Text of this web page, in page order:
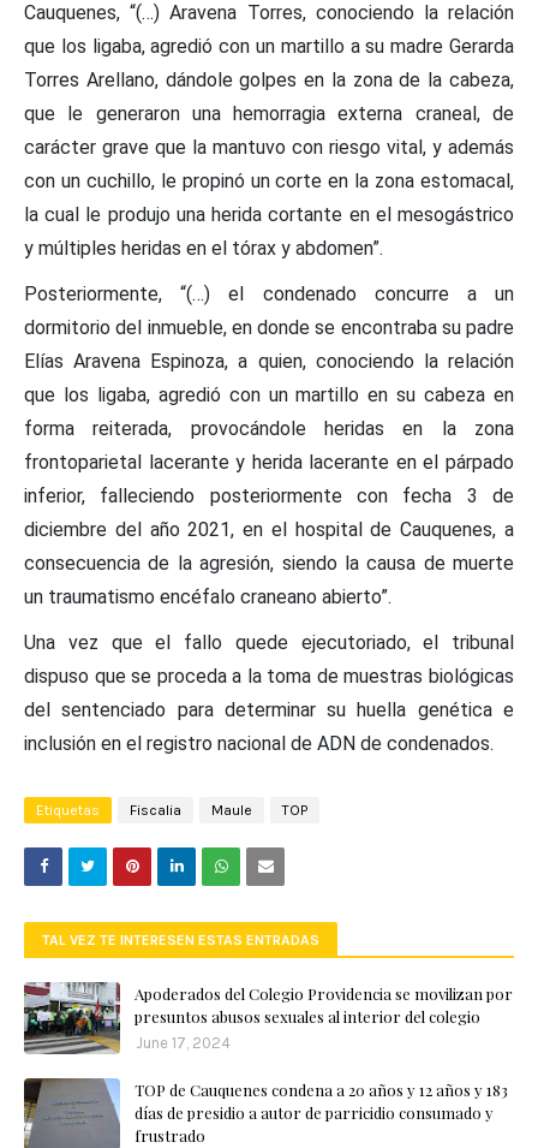
Cauquenes, “(…) Aravena Torres, conociendo la relación
que los ligaba, agredió con un martillo a su madre Gerarda
Torres Arellano, dándole golpes en la zona de la cabeza,
que le generaron una hemorragia externa craneal, de
carácter grave que la mantuvo con riesgo vital, y además
con un cuchillo, le propinó un corte en la zona estomacal,
la cual le produjo una herida cortante en el mesogástrico
y múltiples heridas en el tórax y abdomen”.
Posteriormente, “(…) el condenado concurre a un
dormitorio del inmueble, en donde se encontraba su padre
Elías Aravena Espinoza, a quien, conociendo la relación
que los ligaba, agredió con un martillo en su cabeza en
forma reiterada, provocándole heridas en la zona
frontoparietal lacerante y herida lacerante en el párpado
inferior, falleciendo posteriormente con fecha 3 de
diciembre del año 2021, en el hospital de Cauquenes, a
consecuencia de la agresión, siendo la causa de muerte
un traumatismo encéfalo craneano abierto”.
Una vez que el fallo quede ejecutoriado, el tribunal
dispuso que se proceda a la toma de muestras biológicas
del sentenciado para determinar su huella genética e
inclusión en el registro nacional de ADN de condenados.
Etiquetas Fiscalia Maule TOP
TAL VEZ TE INTERESEN ESTAS ENTRADAS
Apoderados del Colegio Providencia se movilizan por
presuntos abusos sexuales al interior del colegio
June 17, 2024
TOP de Cauquenes condena a 20 años y 12 años y 183
días de presidio a autor de parricidio consumado y
frustrado